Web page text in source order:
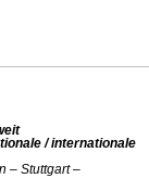
/ internationale
– Stuttgart –